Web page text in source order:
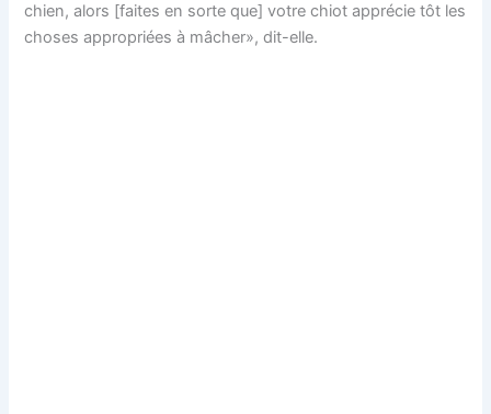
chien, alors [faites en sorte que] votre chiot apprécie tôt les
choses appropriées à mâcher», dit-elle.